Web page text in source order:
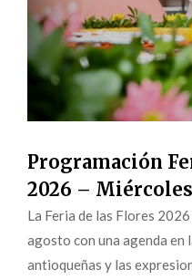
Programación
2026 –
La Feria de las Flores
agosto con una agenda en
antioqueñas y las